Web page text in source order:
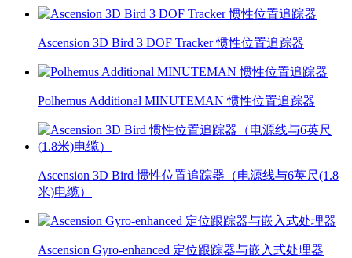
Ascension 3D Bird 3 DOF Tracker 惯性位置追踪器
Polhemus Additional MINUTEMAN 惯性位置追踪器
Ascension 3D Bird 惯性位置追踪器（电源线与6英尺(1.8
米)电缆）
Ascension Gyro-enhanced 定位跟踪器与嵌入式处理器